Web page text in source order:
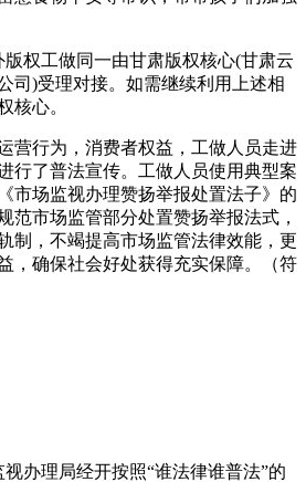
权工做同一由甘肃版权核心(甘肃云
司)受理对接。如需继续利用上述相
核心。
行为，消费者权益，工做人员走进
行了普法宣传。工做人员使用典型案
市场监视办理赞扬举报处置法子》的
范市场监管部分处置赞扬举报法式，
制，不竭提高市场监管法律效能，更
，确保社会好处获得充实保障。（符
办理局经开按照“谁法律谁普法”的